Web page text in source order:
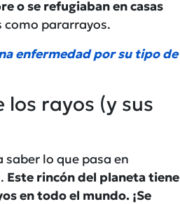
o se refugiaban en casas
como pararrayos.
enfermedad por su tipo de
rayos (y sus
saber lo que pasa en
Este rincón del planeta tiene
en todo el mundo. ¡Se